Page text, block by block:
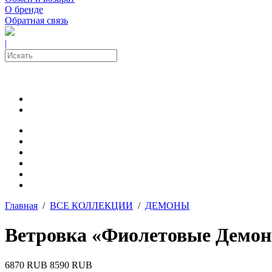
О бренде
Обратная связь
|
Главная / ВСЕ КОЛЛЕКЦИИ / ДЕМОНЫ
Ветровка «Фиолетовые
6870 RUB 8590 RUB